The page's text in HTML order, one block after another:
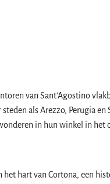
van Sant'Agostino
als Arezzo, Perugia en
in hun winkel in het
hart van Cortona, een